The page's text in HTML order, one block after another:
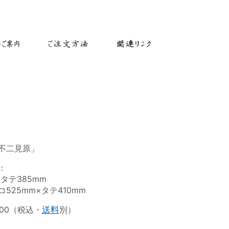
二見原」
テ385mm
525mm×タテ410mm
（税込・ 送料別）